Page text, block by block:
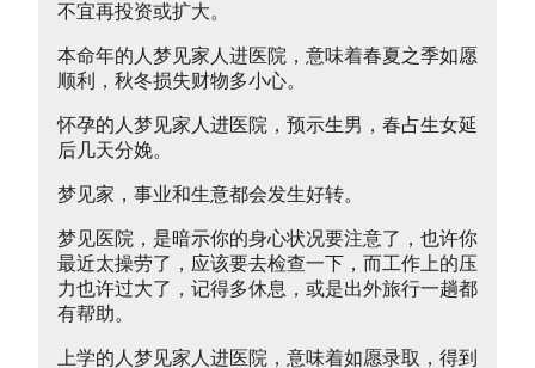
不宜再投资或扩大。
本命年的人梦见家人进医院，意味着春夏之季如愿
顺利，秋冬损失财物多小心。
怀孕的人梦见家人进医院，预示生男，春占生女延
后几天分娩。
梦见家，事业和生意都会发生好转。
梦见医院，是暗示你的身心状况要注意了，也许你
最近太操劳了，应该要去检查一下，而工作上的压
力也许过大了，记得多休息，或是出外旅行一趟都
有帮助。
上学的人梦见家人进医院，意味着如愿录取，得到